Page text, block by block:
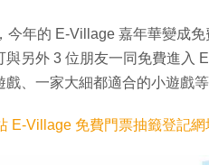
今年的 E-Village 嘉年華變成
與另外 3 位朋友一同免費進入
、一家大細都適合的小遊戲等
E-Village 免費門票抽籤登記網